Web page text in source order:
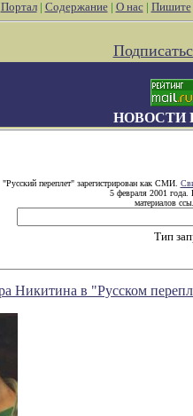
Портал| Содержание| О нас| Пишите
НОВОСТИ
"Русский переплет" зарегистрирован как СМИ.
5 февраля 2001 года.
материалов
Тип
Никитина в "Русском